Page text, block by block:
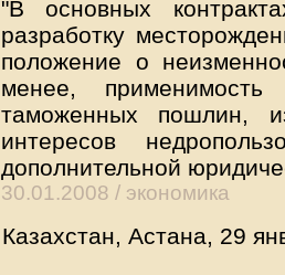
"В основных
разработку
положение о
менее,
таможенных пошлин,
интересов
дополнительной
30.01.2008 / экономика
Казахстан, Астана, 29